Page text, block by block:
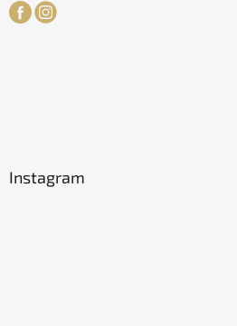
Instagram